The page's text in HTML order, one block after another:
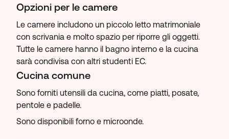
Opzioni per le camere
Le camere includono un piccolo letto matrimoniale
con scrivania e molto spazio per riporre gli oggetti.
Tutte le camere hanno il bagno interno e la cucina
sarà condivisa con altri studenti EC.
Cucina comune
Sono forniti utensili da cucina, come piatti, posate,
pentole e padelle.
Sono disponibili forno e microonde.